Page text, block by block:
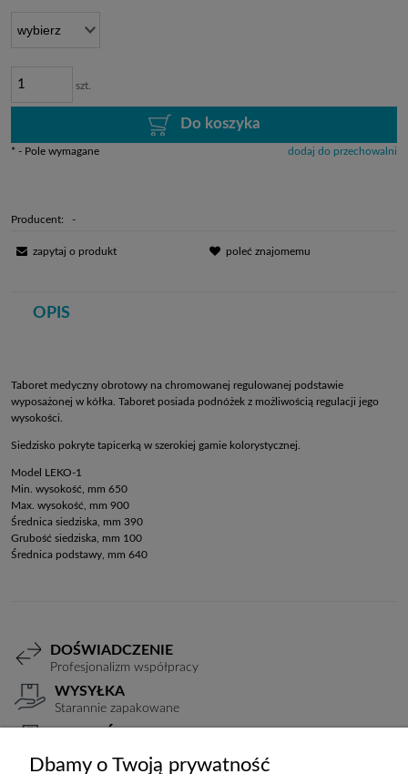
szt.
Do koszyka
dodaj do przechowalni
* - Pole wymagane
Producent: -
zapytaj o produkt poleć znajomemu
OPIS
Taboret medyczny obrotowy na chromowanej regulowanej podstawie
wyposażonej w kółka. Taboret posiada podnóżek z możliwością regulacji jego
wysokości.
Siedzisko pokryte tapicerką w szerokiej gamie kolorystycznej.
Model LEKO-1
Min. wysokość, mm 650
Max. wysokość, mm 900
Średnica siedziska, mm 390
Grubość siedziska, mm 100
Średnica podstawy, mm 640
DOŚWIADCZENIE
Profesjonalizm współpracy
WYSYŁKA
Starannie zapakowane
Dbamy o Twoją prywatność